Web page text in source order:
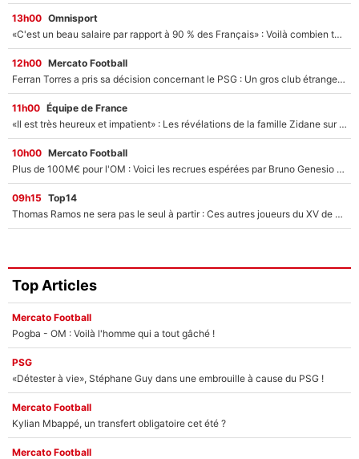
13h00 Omnisport
«C'est un beau salaire par rapport à 90 % des Français» : Voilà combien touchait Nelson Monfort sur France Télévisions avant de rejoindre CNews
12h00 Mercato Football
Ferran Torres a pris sa décision concernant le PSG : Un gros club étranger prêt à relancer le feuilleton pour la signature du champion du monde 2026 !
11h00 Équipe de France
«Il est très heureux et impatient» : Les révélations de la famille Zidane sur sa prise de pouvoir en équipe de France !
10h00 Mercato Football
Plus de 100M€ pour l'OM : Voici les recrues espérées par Bruno Genesio et Grégory Lorenzi après l’opération dégraissage
09h15 Top14
Thomas Ramos ne sera pas le seul à partir : Ces autres joueurs du XV de France pourraient aussi quitter le Stade Toulousain, un club de Top 14 est déjà sur les rangs
Top Articles
Mercato Football
Pogba - OM : Voilà l'homme qui a tout gâché !
PSG
«Détester à vie», Stéphane Guy dans une embrouille à cause du PSG !
Mercato Football
Kylian Mbappé, un transfert obligatoire cet été ?
Mercato Football